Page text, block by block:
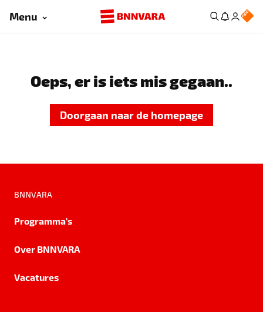
Menu
Oeps, er is iets mis gegaan..
Doorgaan naar de homepage
BNNVARA
Programma's
Over BNNVARA
Vacatures